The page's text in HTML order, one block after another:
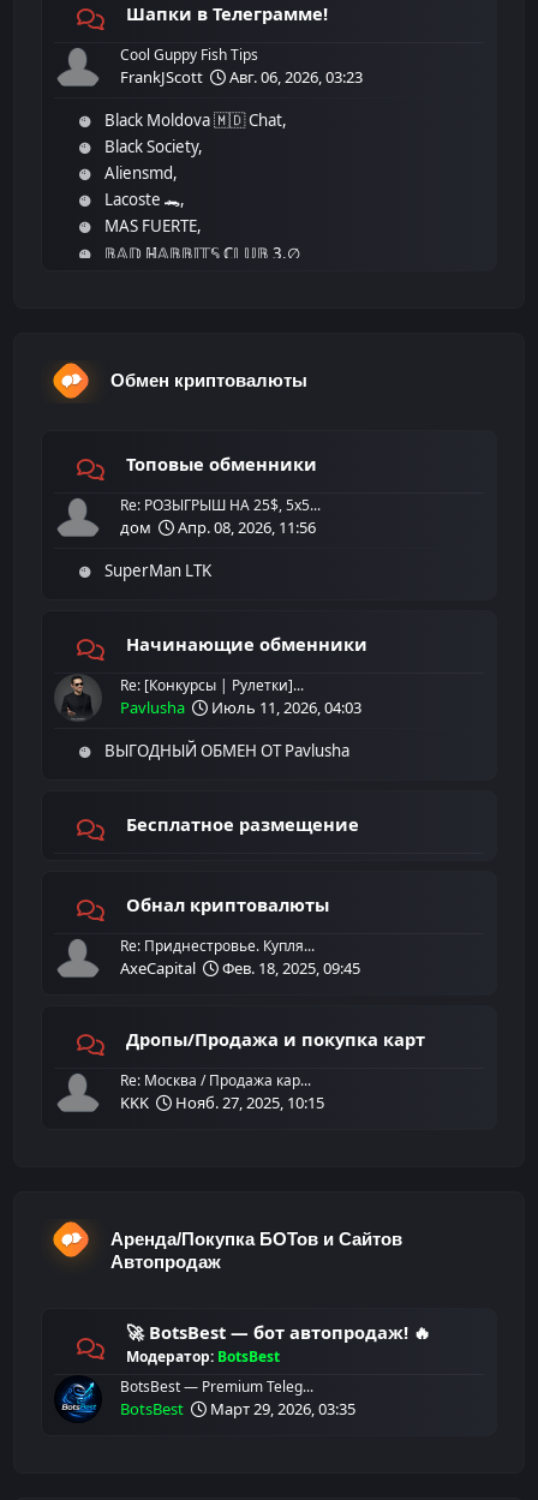
Шапки в Телеграмме!
Cool Guppy Fish Tips
FrankJScott
Авг. 06, 2026, 03:23
Black Moldova 🇲🇩 Chat
Black Society
Aliensmd
Lacoste 🐊
MAS FUERTE
𝔹𝔸𝔻 ℍ𝔸𝔹𝔹𝕀𝕋𝕊 ℂ𝕃𝕌𝔹 3.∅
Обмен криптовалюты
Топовые обменники
Re: РОЗЫГРЫШ НА 25$, 5х5...
дом
Апр. 08, 2026, 11:56
SuperMan LTK
Начинающие обменники
Re: [Конкурсы | Рулетки]...
Pavlusha
Июль 11, 2026, 04:03
ВЫГОДНЫЙ ОБМЕН ОТ Pavlusha
Бесплатное размещение
Обнал криптовалюты
Re: Приднестровье. Купля...
AxeCapital Фев. 18, 2025, 09:45
Дропы/Продажа и покупка карт
Re: Москва / Продажа кар...
KKK Нояб. 27, 2025, 10:15
Аренда/Покупка БОТов и Сайтов
Автопродаж
🚀 BotsBest — бот автопродаж! 🔥
Модератор: BotsBest
BotsBest — Premium Teleg...
BotsBest Март 29, 2026, 03:35